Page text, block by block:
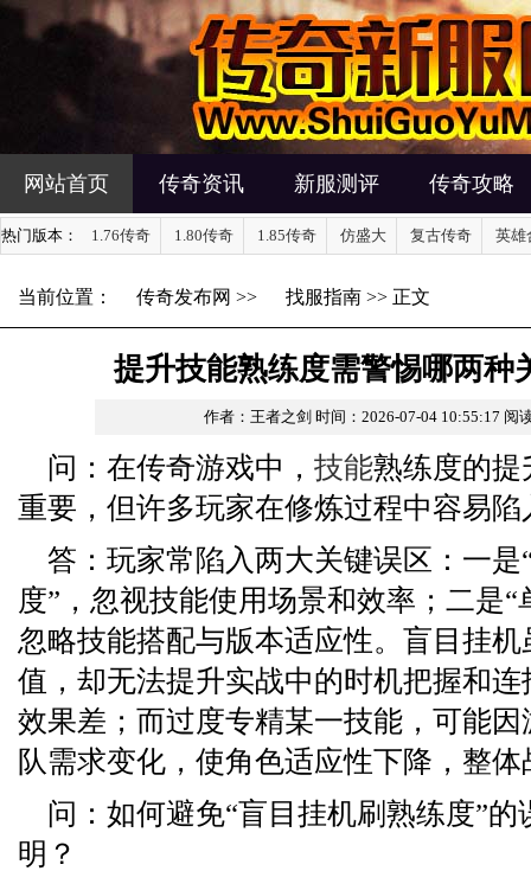
网站首页 传奇资讯 新服测评 传奇攻略
热门版本： 1.76传奇 1.80传奇 1.85传奇 仿盛大 复古传奇 英雄
当前位置： 传奇发布网 >> 找服指南 >> 正文
提升技能熟练度需警惕哪两种
作者：王者之剑 时间：2026-07-04 10:55:17 阅
问：在传奇游戏中， 技能熟练度的提
重要，但许多玩家在修炼过程中容易
答：玩家常陷入两大关键误区：一是
度”，忽视技能使用场景和效率；二是“
忽略技能搭配与版本适应性。盲目挂
值，却无法提升实战中的时机把握和
效果差；而过度专精某一技能，可能
队需求变化，使角色适应性下降，整
问：如何避免“盲目挂机刷熟练度”
明？